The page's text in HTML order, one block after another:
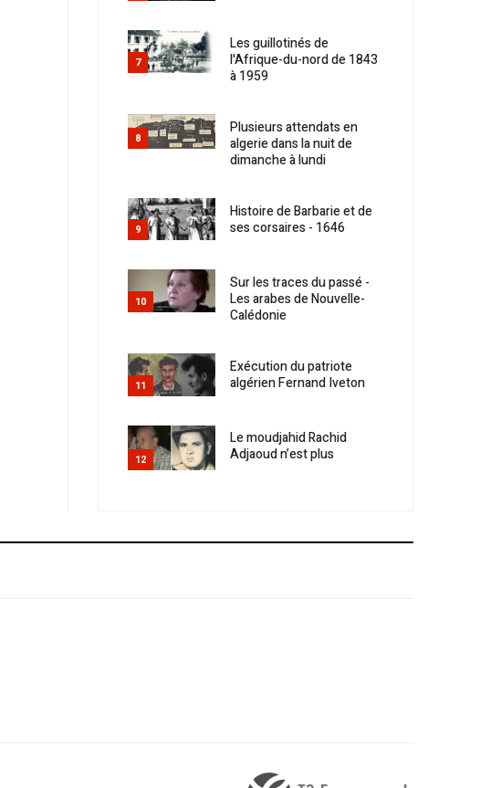
7
Les guillotinés de
l'Afrique-du-nord de 1843
à 1959
8
Plusieurs attendats en
algerie dans la nuit de
dimanche à lundi
9
Histoire de Barbarie et de
ses corsaires - 1646
10
Sur les traces du passé -
Les arabes de Nouvelle-
Calédonie
11
Exécution du patriote
algérien Fernand Iveton
12
Le moudjahid Rachid
Adjaoud n’est plus